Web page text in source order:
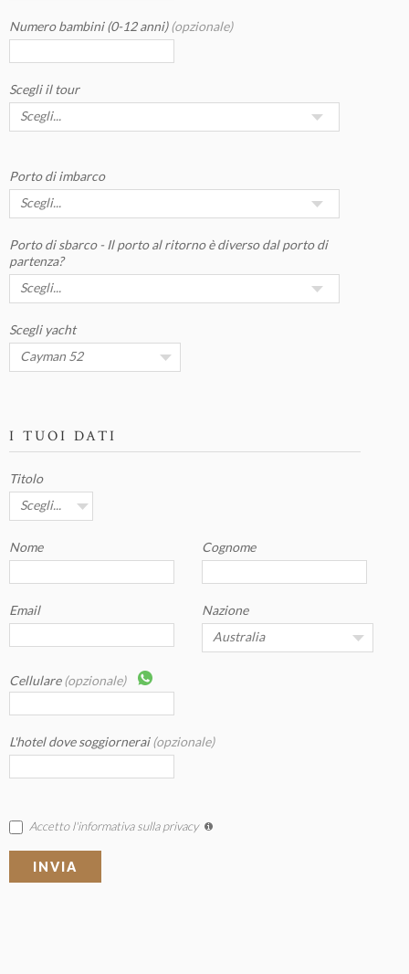
Numero bambini (0-12 anni)(opzionale)
Scegli il tour
Porto di imbarco
Porto di sbarco - Il porto al ritorno è diverso dal porto di
partenza?
Scegli yacht
I TUOI DATI
Titolo
Nome Cognome
Email Nazione
Cellulare(opzionale)
L'hotel dove soggiornerai(opzionale)
Accetto l'informativa sulla privacy
INVIA